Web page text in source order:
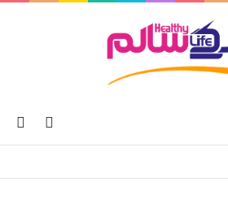
skin